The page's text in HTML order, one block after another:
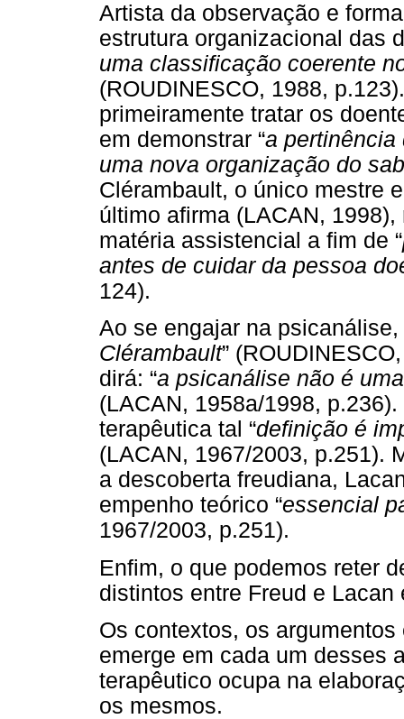
Artista da observação e
estrutura organizacional das
uma classificação coerente
(ROUDINESCO, 1988,
primeiramente tratar os
em demonstrar “a pertinência
uma nova organização do
Clérambault, o único mestre
último afirma (LACAN,
matéria assistencial a fim de “
antes de cuidar da pessoa
124).
Ao se engajar na psicanálise,
Clérambault”
dirá: “a psicanálise não é
(LACAN, 1958a/1998,
terapêutica tal “definição é
(LACAN, 1967/2003, p.251).
a descoberta freudiana,
empenho teórico “essencial
1967/2003, p.251).
Enfim, o que podemos reter
distintos entre Freud e
Os contextos, os
emerge em cada um desses
terapêutico ocupa na
os mesmos.